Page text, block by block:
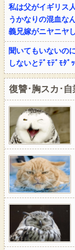
私は父がイギリス
うかなりの混血な
義兄嫁がニヤニヤ
聞いてもいないの
しないとﾃﾞﾓﾃﾞﾓﾀﾞ
復讐･胸スカ･